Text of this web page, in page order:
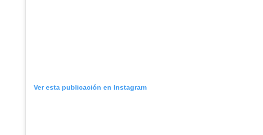
Ver esta publicación en Instagram